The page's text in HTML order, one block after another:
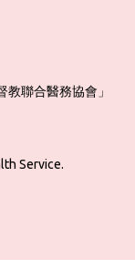
教聯合醫務協會」
Service.